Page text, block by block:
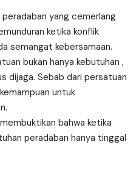
yang cemerlang
ketika konflik
semangat kebersamaan.
bukan hanya kebutuhan ,
dijaga. Sebab dari persatuan
untuk
bahwa ketika
peradaban hanya tinggal